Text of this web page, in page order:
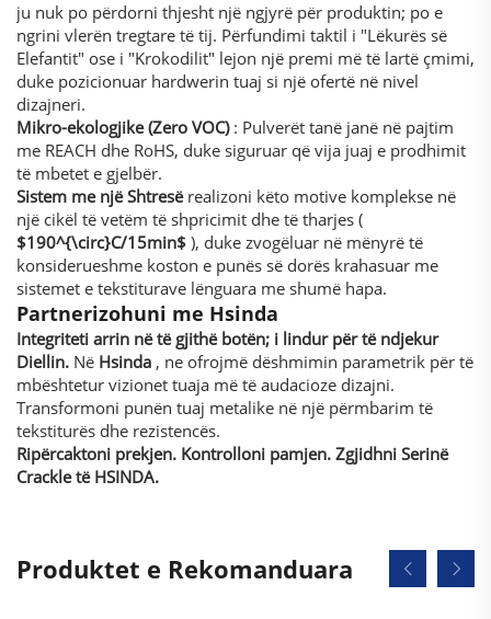
ju nuk po përdorni thjesht një ngjyrë për produktin; po e
ngrini vlerën tregtare të tij. Përfundimi taktil i "Lëkurës së
Elefantit" ose i "Krokodilit" lejon një premi më të lartë çmimi,
duke pozicionuar hardwerin tuaj si një ofertë në nivel
dizajneri.
Mikro-ekologjike (Zero VOC) : Pulverët tanë janë në pajtim
me REACH dhe RoHS, duke siguruar që vija juaj e prodhimit
të mbetet e gjelbër.
Sistem me një Shtresë realizoni këto motive komplekse në
një cikël të vetëm të shpricimit dhe të tharjes (
$190^{\circ}C/15min$ ), duke zvogëluar në mënyrë të
konsiderueshme koston e punës së dorës krahasuar me
sistemet e tekstiturave lënguara me shumë hapa.
Partnerizohuni me Hsinda
Integriteti arrin në të gjithë botën; i lindur për të ndjekur
Diellin. Në Hsinda , ne ofrojmë dëshmimin parametrik për të
mbështetur vizionet tuaja më të audacioze dizajni.
Transformoni punën tuaj metalike në një përmbarim të
tekstiturës dhe rezistencës.
Ripërcaktoni prekjen. Kontrolloni pamjen. Zgjidhni Serinë
Crackle të HSINDA.
Produktet e Rekomanduara